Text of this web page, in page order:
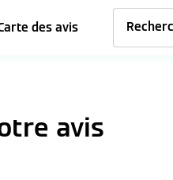
des avis
avis